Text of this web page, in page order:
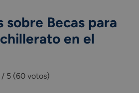
sobre Becas para
en el
/ 5 (60 votos)